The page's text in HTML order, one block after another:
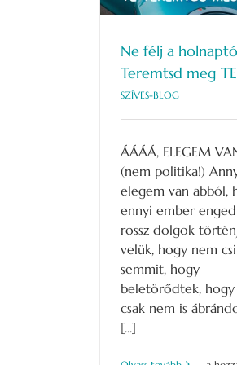
Ne félj a
Teremtsd meg
SZÍVES-BLOG
ÁÁÁÁ, ELEGEM
(nem politika!)
elegem van abból,
ennyi ember
rossz dolgok
velük, hogy nem
semmit, hogy
beletörődtek,
csak nem is
[...]